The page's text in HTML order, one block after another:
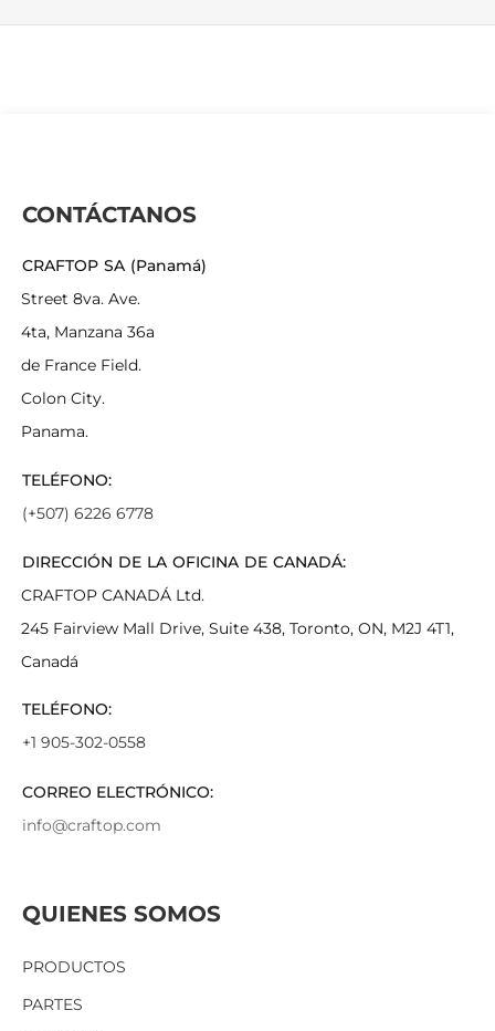
QUIENES SOMOS
PRODUCTOS
PARTES
CONTÁCTANOS
CRAFTOP SA (Panamá)
Street 8va. Ave.
4ta, Manzana 36a
de France Field.
Colon City.
Panama.
TELÉFONO:
(+507) 6226 6778
DIRECCIÓN DE LA OFICINA DE CANADÁ:
CRAFTOP CANADÁ Ltd.
245 Fairview Mall Drive, Suite 438, Toronto, ON, M2J 4T1,
Canadá
TELÉFONO:
+1 905-302-0558
CORREO ELECTRÓNICO:
info@craftop.com